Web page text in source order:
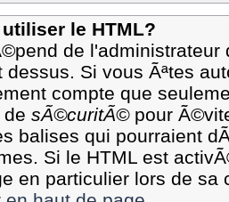
le HTML?
de l'administrateur
dessus. Si vous Ãªtes
compte que
de sÃ©curitÃ©pour
balises qui pourraient
Si le HTML est
en particulier lors de sa